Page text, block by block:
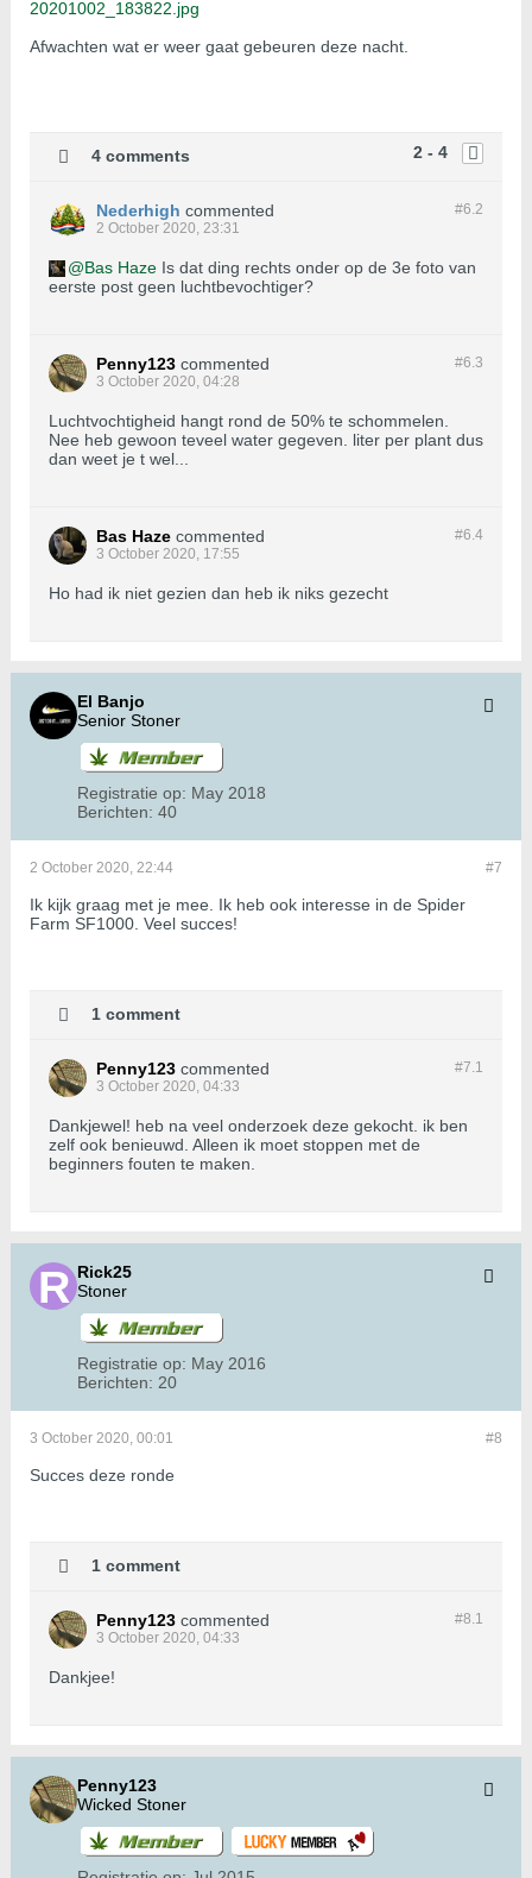
20201002_183822.jpg
Afwachten wat er weer gaat gebeuren deze nacht.
2 - 4
4 comments
#6.2
Nederhigh commented
2 October 2020, 23:31
Bas Haze Is dat ding rechts onder op de 3e foto van
eerste post geen luchtbevochtiger?
#6.3
Penny123 commented
3 October 2020, 04:28
Luchtvochtigheid hangt rond de 50% te schommelen.
Nee heb gewoon teveel water gegeven. liter per plant dus
dan weet je t wel...
#6.4
Bas Haze commented
3 October 2020, 17:55
Ho had ik niet gezien dan heb ik niks gezecht
El Banjo
Senior Stoner
Registratie op: May 2018
Berichten: 40
#7
2 October 2020, 22:44
Ik kijk graag met je mee. Ik heb ook interesse in de Spider
Farm SF1000. Veel succes!
1 comment
#7.1
Penny123 commented
3 October 2020, 04:33
Dankjewel! heb na veel onderzoek deze gekocht. ik ben
zelf ook benieuwd. Alleen ik moet stoppen met de
beginners fouten te maken.
Rick25
Stoner
Registratie op: May 2016
Berichten: 20
#8
3 October 2020, 00:01
Succes deze ronde
1 comment
#8.1
Penny123 commented
3 October 2020, 04:33
Dankjee!
Penny123
Wicked Stoner